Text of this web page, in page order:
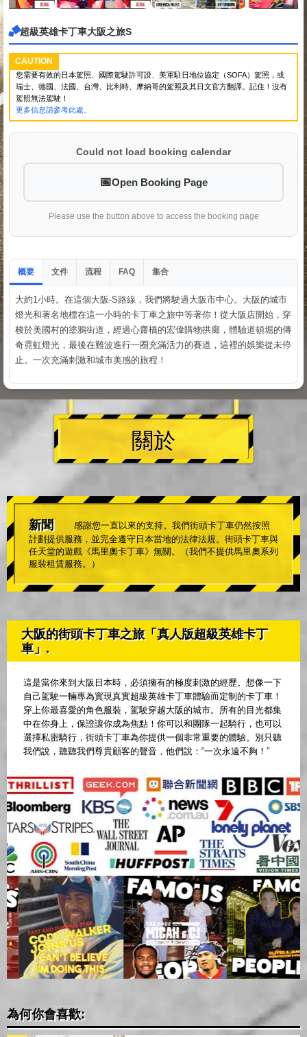
超級英雄卡丁車大阪之旅S
CAUTION
您需要有效的日本駕照、國際駕駛許可證、美軍駐日地位協定（SOFA）駕照，或
瑞士、德國、法國、台灣、比利時、摩納哥的駕照及其日文官方翻譯。記住！沒有
駕照無法駕駛！
更多信息請參考此處。
Could not load booking calendar
Open Booking Page
Please use the button above to access the booking page
概要 文件 流程 FAQ 集合
大約1小時。在這個大阪-S路線，我們將駛過大阪市中心。大阪的城市
燈光和著名地標在這一小時的卡丁車之旅中等著你！從大阪店開始，穿
梭於美國村的塗鴉街道，經過心齋橋的宏偉購物拱廊，體驗道頓堀的傳
奇霓虹燈光，最後在難波進行一圈充滿活力的賽道，這裡的娛樂從未停
止。一次充滿刺激和城市美感的旅程！
關於
新聞
感謝您一直以來的支持。我們街頭卡丁車仍然按照
計劃提供服務，並完全遵守日本當地的法律法規。街頭卡丁車與
任天堂的遊戲《馬里奧卡丁車》無關。（我們不提供馬里奧系列
服裝租賃服務。）
大阪的街頭卡丁車之旅「真人版超級英雄卡丁
車」.
這是當你來到大阪日本時，必須擁有的極度刺激的經歷。想像一下
自己駕駛一輛專為實現真實超級英雄卡丁車體驗而定制的卡丁車！
穿上你最喜愛的角色服裝，駕駛穿越大阪的城市。所有的目光都集
中在你身上，保證讓你成為焦點！你可以和團隊一起騎行，也可以
選擇私密騎行，街頭卡丁車為你提供一個非常重要的體驗。別只聽
我們說，聽聽我們尊貴顧客的聲音，他們說：“一次永遠不夠！”
為何你會喜歡: